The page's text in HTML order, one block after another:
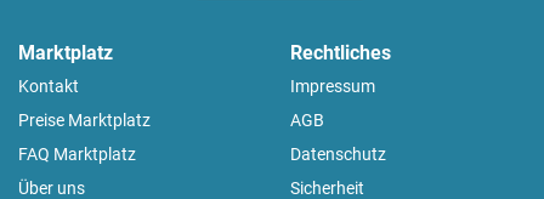
Marktplatz
Kontakt
Preise Marktplatz
FAQ Marktplatz
Über uns
Rechtliches
Impressum
AGB
Datenschutz
Sicherheit